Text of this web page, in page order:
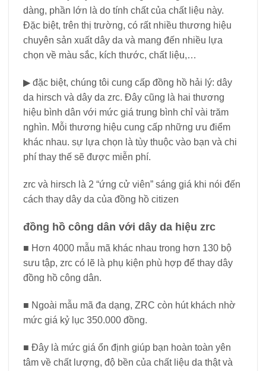
dàng, phần lớn là do tính chất của chất liệu này.
Đặc biệt, trên thị trường, có rất nhiều thương hiệu
chuyên sản xuất dây da và mang đến nhiều lựa
chọn về màu sắc, kích thước, chất liệu,…
▶ đặc biệt, chúng tôi cung cấp đồng hồ hải lý: dây
da hirsch và dây da zrc. Đây cũng là hai thương
hiệu bình dân với mức giá trung bình chỉ vài trăm
nghìn. Mỗi thương hiệu cung cấp những ưu điểm
khác nhau. sự lựa chọn là tùy thuộc vào bạn và chi
phí thay thế sẽ được miễn phí.
zrc và hirsch là 2 “ứng cử viên” sáng giá khi nói đến
cách thay dây da của đồng hồ citizen
đồng hồ công dân với dây da hiệu zrc
■ Hơn 4000 mẫu mã khác nhau trong hơn 130 bộ
sưu tập, zrc có lẽ là phụ kiện phù hợp để thay dây
đồng hồ công dân.
■ Ngoài mẫu mã đa dạng, ZRC còn hút khách nhờ
mức giá kỷ lục 350.000 đồng.
■ Đây là mức giá ổn định giúp bạn hoàn toàn yên
tâm về chất lượng, độ bền của chất liệu da thật và